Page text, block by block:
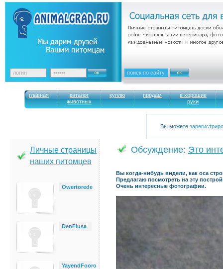
главная
каталог
животных
куплю продам
в хорошие
руки
Вы можете
Личные страницы
наших питомцев
Owertorede
DenFlusa
YayendFooro
Обсуждение: Это
Вы когда-нибудь видели, как оса
Предлагаю посмотреть на эту
Очень интересные фотографии.